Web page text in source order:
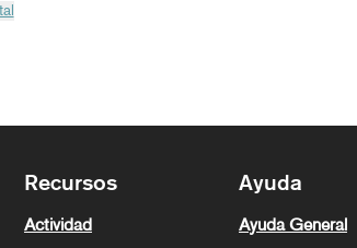
Recursos
Actividad
Ayuda
Ayuda General